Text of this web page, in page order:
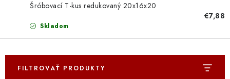
Šróbovací T-kus redukovaný 20x16x20
Skladom
€7,88
FILTROVAŤ PRODUKTY